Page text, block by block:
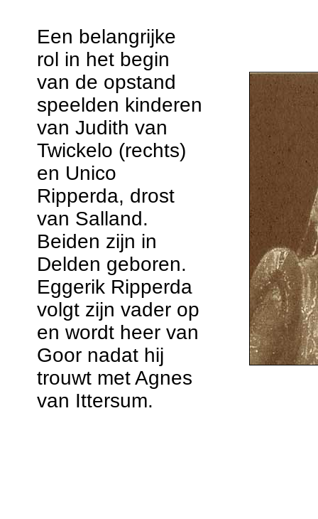
Een belangrijke
rol in het begin
van de opstand
speelden kinderen
van Judith van
Twickelo (rechts)
en Unico
Ripperda, drost
van Salland.
Beiden zijn in
Delden geboren.
Eggerik Ripperda
volgt zijn vader op
en wordt heer van
Goor nadat hij
trouwt met Agnes
van Ittersum.